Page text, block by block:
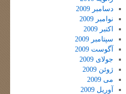
دسامبر 2009
نوامبر 2009
اکتبر 2009
سپتامبر 2009
آگوست 2009
جولای 2009
ژوئن 2009
می 2009
آوریل 2009